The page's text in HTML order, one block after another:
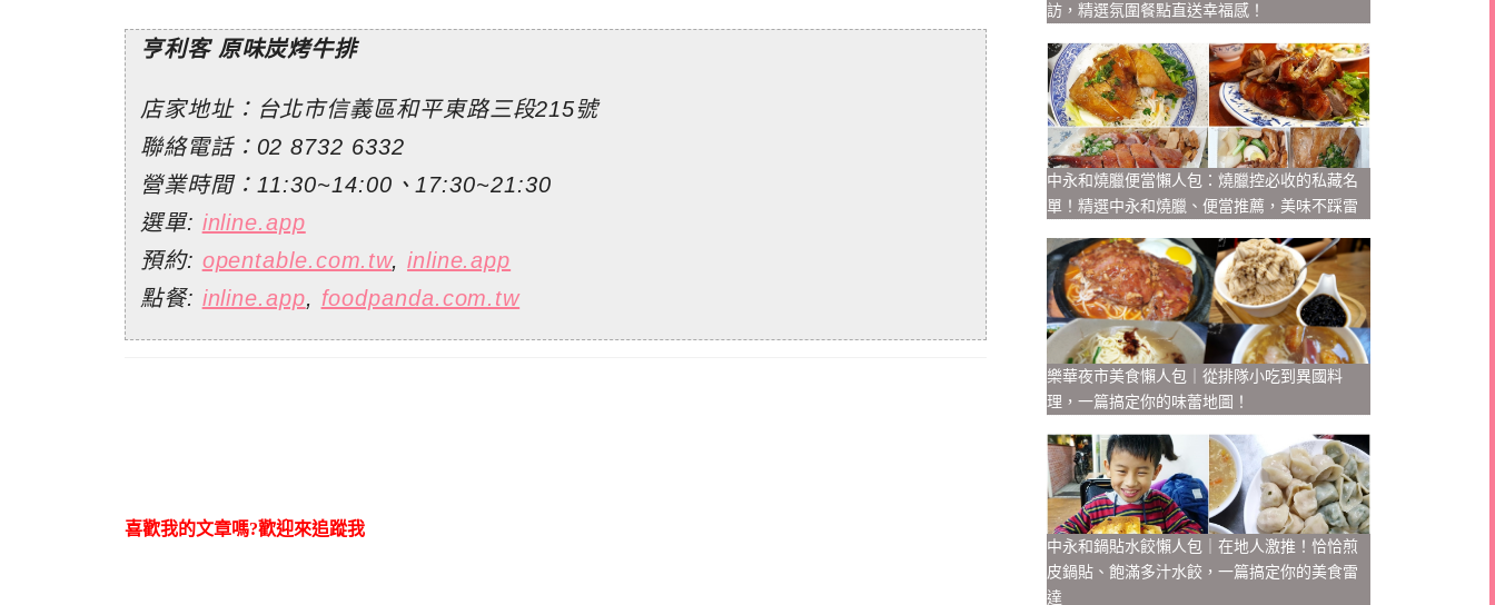
亨利客 原味炭烤牛排
店家地址：台北市信義區和平東路三段215號
聯絡電話：02 8732 6332
營業時間：11:30~14:00、17:30~21:30
選單: inline.app
預約: opentable.com.tw,inline.app
點餐: inline.app, foodpanda.com.tw
喜歡我的文章嗎?歡迎來追蹤我
訪，精選氛圍餐點直送幸福感！
中永和燒臘便當懶人包：燒臘控必收的私藏名
單！精選中永和燒臘、便當推薦，美味不踩雷
樂華夜市美食懶人包｜從排隊小吃到異國料
理，一篇搞定你的味蕾地圖！
中永和鍋貼水餃懶人包｜在地人激推！恰恰煎
皮鍋貼、飽滿多汁水餃，一篇搞定你的美食雷
達